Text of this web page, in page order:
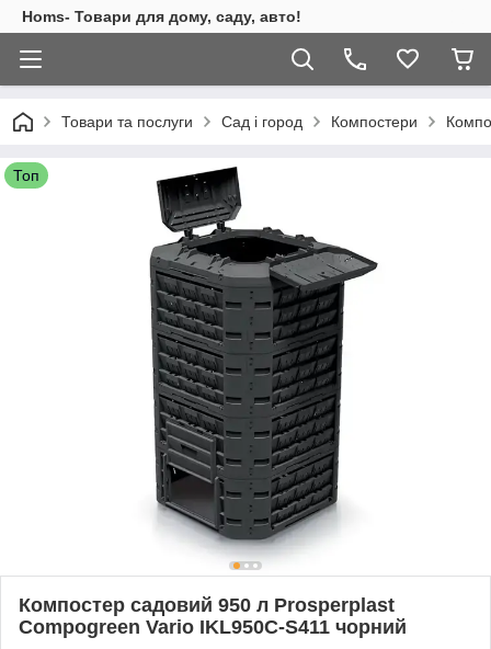
Homs- Товари для дому, саду, авто!
Товари та послуги Сад і город Компостери
Топ
Компостер садовий 950 л Prosperplast
Compogreen Vario IKL950C-S411 чорний